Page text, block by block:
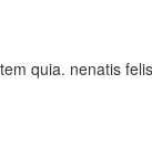
quia. nenatis